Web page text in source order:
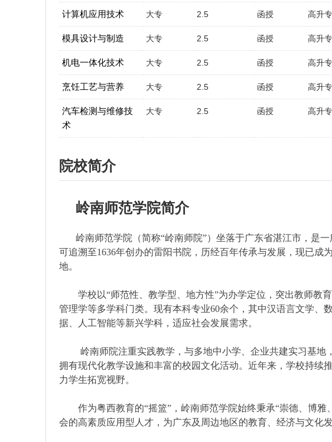
计算机应用技术 大专 2.5 函授 高升
模具设计与制造 大专 2.5 函授 高升
机电一体化技术 大专 2.5 函授 高升
烹饪工艺与营养 大专 2.5 函授 高升
汽车检测与维修技
术
大专 2.5 函授 高升
院校简介
岭南师范学院简介
岭南师范学院（简称“岭南师院”）坐落于广东省湛江市，是
可追溯至1636年创办的雷阳书院，历经百年传承与发展，现已成
地。
学校以“师范性、教学型、地方性”为办学定位，突出教师教育
管理学等多学科门类。现有本科专业60余个，其中汉语言文学、
据、人工智能等新兴学科，适应社会发展需求。
岭南师院注重实践教学，与多地中小学、企业共建实习基地
拥有现代化教学设施和丰富的校园文化活动。近年来，学校持续
力学生拓宽视野。
作为粤西教育的“摇篮”，岭南师范学院始终秉承“崇德、博雅
会的高素质应用型人才，为广东及周边地区的教育、经济与文化